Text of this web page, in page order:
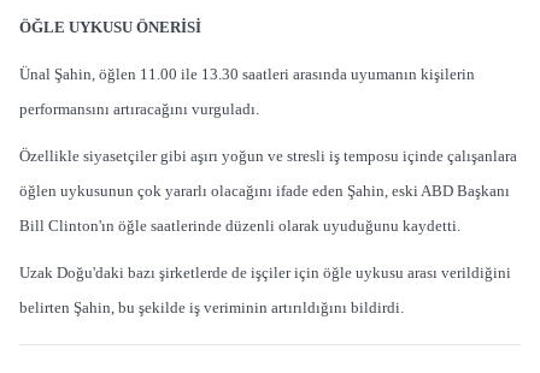
ÖĞLE UYKUSU ÖNERİSİ
Ünal Şahin, öğlen 11.00 ile 13.30 saatleri arasında uyumanın kişilerin
performansını artıracağını vurguladı.
Özellikle siyasetçiler gibi aşırı yoğun ve stresli iş temposu içinde çalışanlara
öğlen uykusunun çok yararlı olacağını ifade eden Şahin, eski ABD Başkanı
Bill Clinton'ın öğle saatlerinde düzenli olarak uyuduğunu kaydetti.
Uzak Doğu'daki bazı şirketlerde de işçiler için öğle uykusu arası verildiğini
belirten Şahin, bu şekilde iş veriminin artırıldığını bildirdi.